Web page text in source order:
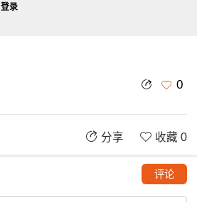
0
分享 收藏 0
评论
登录